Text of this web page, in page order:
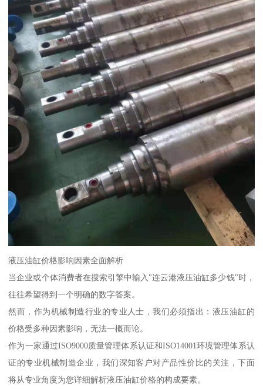
液压油缸价格影响因素全面解析
当企业或个体消费者在搜索引擎中输入"连云港液压油缸多少钱"时，
往往希望得到一个明确的数字答案。
然而，作为机械制造行业的专业人士，我们必须指出：液压油缸的
价格受多种因素影响，无法一概而论。
作为一家通过ISO9000质量管理体系认证和ISO14001环境管理体系认
证的专业机械制造企业，我们深知客户对产品性价比的关注，下面
将从专业角度为您详细解析液压油缸价格的构成要素。